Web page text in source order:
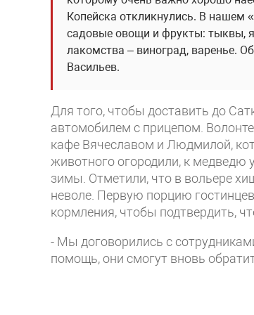
Копейска откликнулись. В нашем
садовые овощи и фрукты: тыквы,
лакомства – виноград, варенье.
Васильев.
Для того, чтобы доставить до
автомобилем с прицепом.
кафе Вячеславом и Людмилой,
животного огородили, к медведю
зимы. Отметили, что в вольере
неволе. Первую порцию
кормления, чтобы подтвердить,
- Мы договорились с
помощь, они смогут вновь